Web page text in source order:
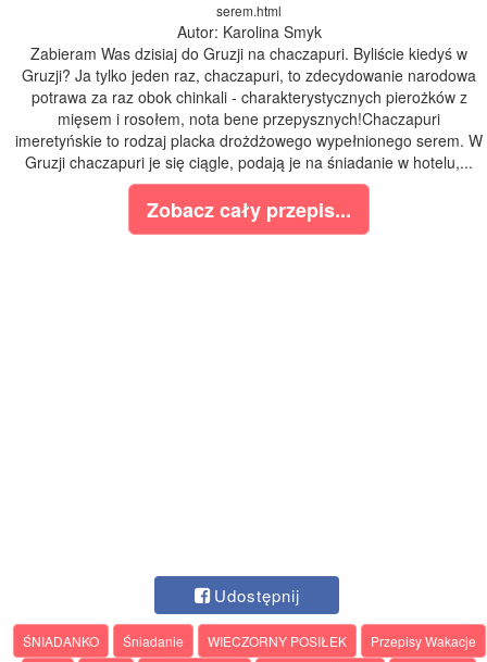
serem.html
Autor: Karolina Smyk
Zabieram Was dzisiaj do Gruzji na chaczapuri. Byliście kiedyś w
Gruzji? Ja tylko jeden raz, chaczapuri, to zdecydowanie narodowa
potrawa za raz obok chinkali - charakterystycznych pierożków z
mięsem i rosołem, nota bene przepysznych!Chaczapuri
imeretyńskie to rodzaj placka drożdżowego wypełnionego serem. W
Gruzji chaczapuri je się ciągle, podają je na śniadanie w hotelu,...
Zobacz cały przepis...
Udostępnij
ŚNIADANKO Śniadanie WIECZORNY POSIŁEK
Przepisy Wakacje